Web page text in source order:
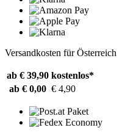
Versandkosten für Österreich
ab € 39,90 kostenlos*
ab € 0,00 € 4,90